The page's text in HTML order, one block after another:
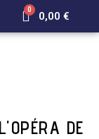
0,00 €
DE